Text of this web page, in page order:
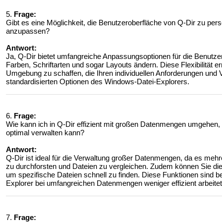
5. Frage:
Gibt es eine Möglichkeit, die Benutzeroberfläche von Q-Dir zu
anzupassen?
Antwort:
Ja, Q-Dir bietet umfangreiche Anpassungsoptionen für die
Farben, Schriftarten und sogar Layouts ändern. Diese Flexibilität
Umgebung zu schaffen, die Ihren individuellen Anforderungen
standardisierten Optionen des Windows-Datei-Explorers.
6. Frage:
Wie kann ich in Q-Dir effizient mit großen Datenmengen
optimal verwalten kann?
Antwort:
Q-Dir ist ideal für die Verwaltung großer Datenmengen, da es
zu durchforsten und Dateien zu vergleichen. Zudem können Sie
um spezifische Dateien schnell zu finden. Diese Funktionen sind
Explorer bei umfangreichen Datenmengen weniger effizient
7. Frage: